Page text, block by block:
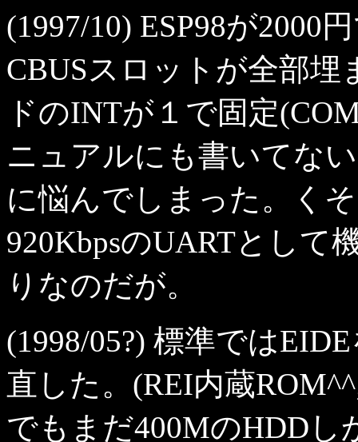
(1997/10) ESP98が2000
CBUSスロットが全部
ドのINTが１で固定
ニュアルにも書いてな
に悩んでしまった。く
920KbpsのUARTとして
りなのだが。
(1998/05?) 標準では
直した。(REI内蔵
でもまだ400MのHDDし